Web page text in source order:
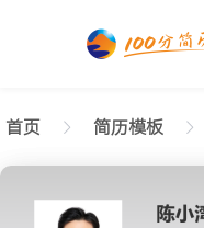
首页 简历模板
返回样式图